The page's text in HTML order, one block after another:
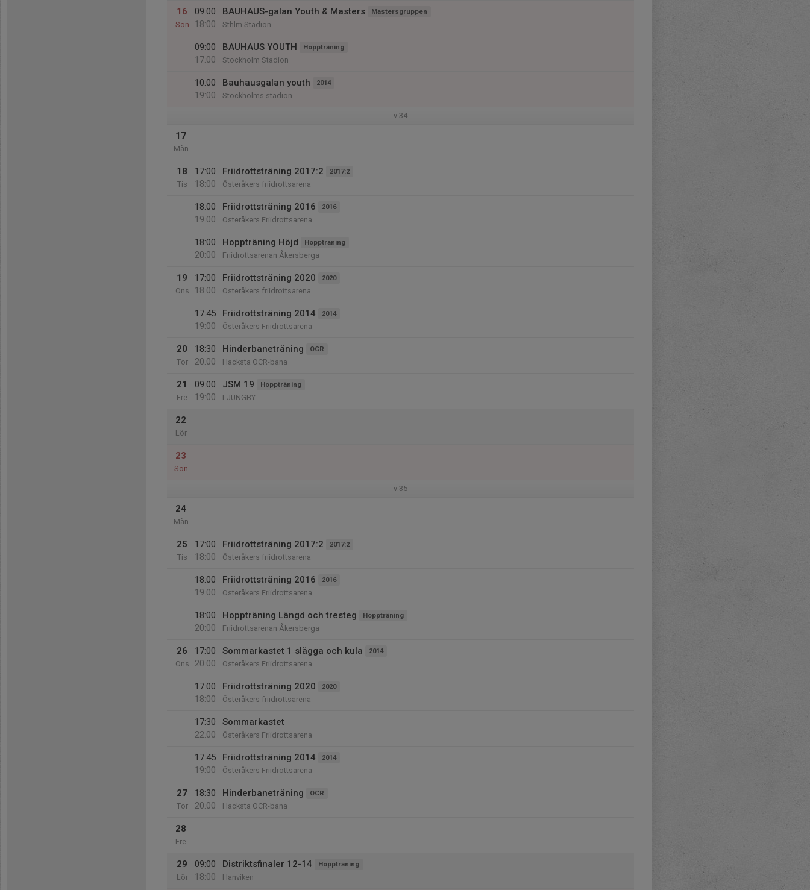
16
Sön
09:00
18:00
BAUHAUS-galan Youth & Masters Mastersgruppen
Sthlm Stadion
09:00
17:00
BAUHAUS YOUTH Hoppträning
Stockholm Stadion
10:00
19:00
Bauhausgalan youth 2014
Stockholms stadion
v.34
17
Mån
18
Tis
17:00
18:00
Friidrottsträning 2017:2 2017:2
Österåkers friidrottsarena
18:00
19:00
Friidrottsträning 2016 2016
Österåkers Friidrottsarena
18:00
20:00
Hoppträning Höjd Hoppträning
Friidrottsarenan Åkersberga
19
Ons
17:00
18:00
Friidrottsträning 2020 2020
Österåkers friidrottsarena
17:45
19:00
Friidrottsträning 2014 2014
Österåkers Friidrottsarena
20
Tor
18:30
20:00
Hinderbaneträning OCR
Hacksta OCR-bana
21
Fre
09:00
19:00
JSM 19 Hoppträning
LJUNGBY
22
Lör
23
Sön
v.35
24
Mån
25
Tis
17:00
18:00
Friidrottsträning 2017:2 2017:2
Österåkers friidrottsarena
18:00
19:00
Friidrottsträning 2016 2016
Österåkers Friidrottsarena
18:00
20:00
Hoppträning Längd och tresteg Hoppträning
Friidrottsarenan Åkersberga
26
Ons
17:00
20:00
Sommarkastet 1 slägga och kula 2014
Österåkers Friidrottsarena
17:00
18:00
Friidrottsträning 2020 2020
Österåkers friidrottsarena
17:30
22:00
Sommarkastet
Österåkers Friidrottsarena
17:45
19:00
Friidrottsträning 2014 2014
Österåkers Friidrottsarena
27
Tor
18:30
20:00
Hinderbaneträning OCR
Hacksta OCR-bana
28
Fre
29
Lör
09:00
18:00
Distriktsfinaler 12-14 Hoppträning
Hanviken